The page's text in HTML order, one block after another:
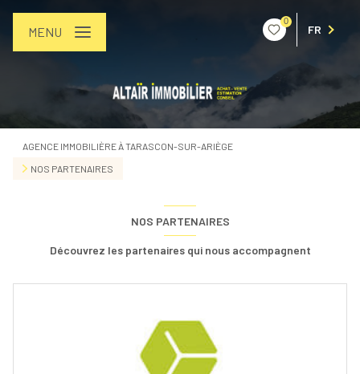
0
FR
MENU
AGENCE IMMOBILIÈRE À TARASCON-SUR-ARIÈGE
NOS PARTENAIRES
NOS PARTENAIRES
Découvrez les partenaires qui nous accompagnent